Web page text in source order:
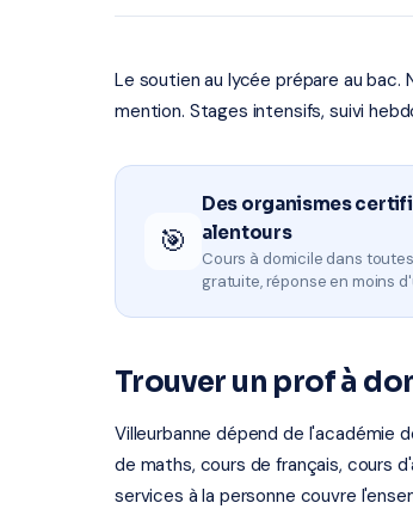
Le soutien au lycée prépare au
mention. Stages intensifs, suivi
🎯
Des organismes
alentours
Cours à domicile dans
gratuite, réponse en moins
Trouver un prof à
Villeurbanne dépend de l'académie
de maths, cours de français, cours
services à la personne couvre